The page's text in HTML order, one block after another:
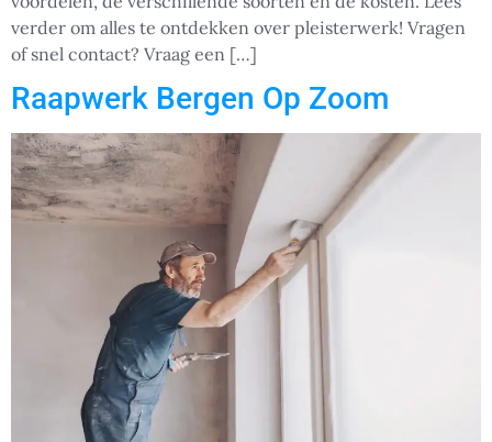
verder om alles te ontdekken over pleisterwerk! Vragen
of snel contact? Vraag een […]
Raapwerk Bergen Op Zoom